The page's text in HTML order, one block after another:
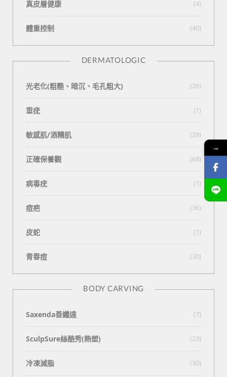
真皮層健康 (4)
體重控制 (40)
DERMATOLOGIC
光老化(粗糙、暗沉、毛孔粗大) (26)
垂疣 (1)
敏感肌/酒糟肌 (29)
正確保養觀 (68)
病毒疣 (1)
痘疤 (36)
皮蛇 (1)
青春痘 (30)
BODY CARVING
Saxenda善纖達 (7)
SculpSure絲酷秀(熱塑) (23)
冷凍減脂 (30)
→